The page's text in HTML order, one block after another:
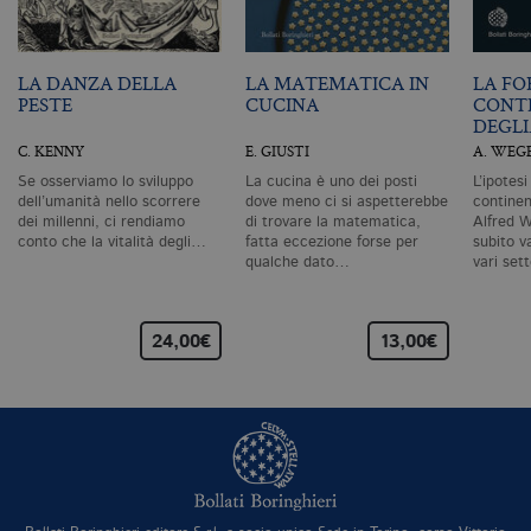
LA DANZA DELLA
PESTE
C. KENNY
Se osserviamo lo sviluppo
dell’umanità nello scorrere
dei millenni, ci rendiamo
conto che la vitalità degli…
24,00€
LA MATEMATICA IN
CUCINA
E. GIUSTI
La cucina è uno dei posti
dove meno ci si aspetterebbe
di trovare la matematica,
fatta eccezione forse per
qualche dato…
13,00€
LA
A.
Alfred
subito
vari
_gat_UA-96327731-1
.bollatiboringhieri.it 1 minuto